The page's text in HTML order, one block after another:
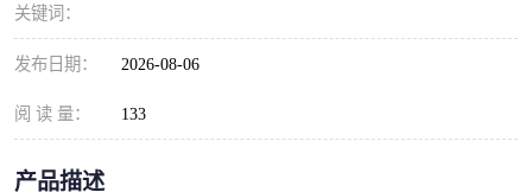
关键词：
发布日期： 2026-08-06
阅 读 量： 133
产品描述